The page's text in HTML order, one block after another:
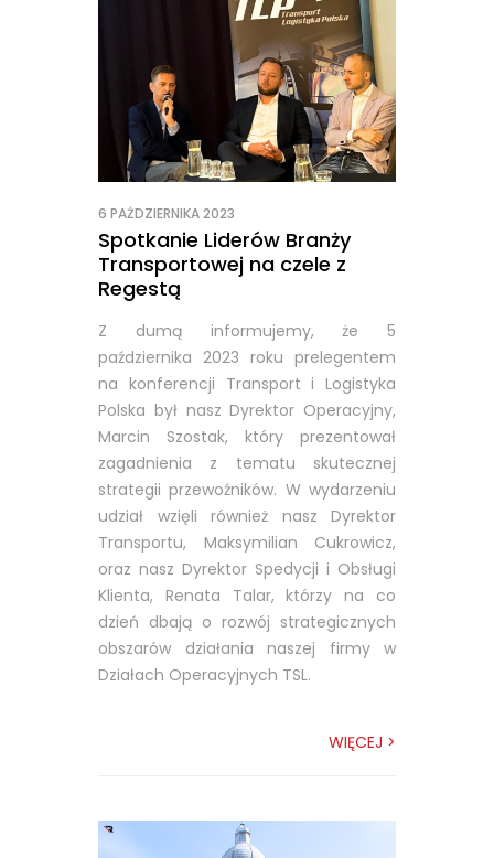
6 PAŻDZIERNIKA 2023
Spotkanie Liderów Branży
Transportowej na czele z
Regestą
Z dumą informujemy, że 5
października 2023 roku prelegentem
na konferencji Transport i Logistyka
Polska był nasz Dyrektor Operacyjny,
Marcin Szostak, który prezentował
zagadnienia z tematu skutecznej
strategii przewoźników. W wydarzeniu
udział wzięli również nasz Dyrektor
Transportu, Maksymilian Cukrowicz,
oraz nasz Dyrektor Spedycji i Obsługi
Klienta, Renata Talar, którzy na co
dzień dbają o rozwój strategicznych
obszarów działania naszej firmy w
Działach Operacyjnych TSL.
WIĘCEJ >